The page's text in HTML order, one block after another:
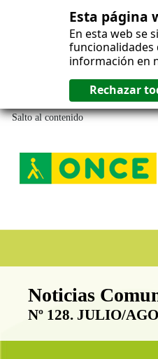
Esta página
En esta web se
funcionalidades
información en
Salto al contenido
Boletín
Noticias
Nº 128. JULIO/